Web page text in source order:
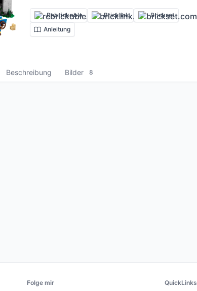
Rebrickable Bricklink
Brickset
Anleitung
Beschreibung Bilder 8
Folge mir QuickLinks